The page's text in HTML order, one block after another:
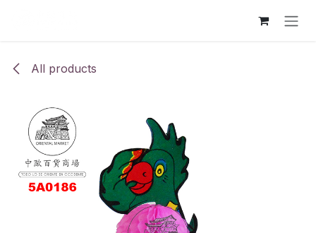
All products